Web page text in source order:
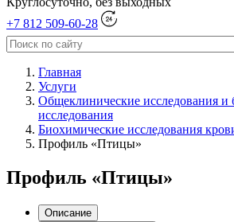
+7 812 509-60-28
Главная
Услуги
Общеклинические исследования и
исследования
Биохимические исследования
Профиль «Птицы»
Профиль «Птицы»
Описание